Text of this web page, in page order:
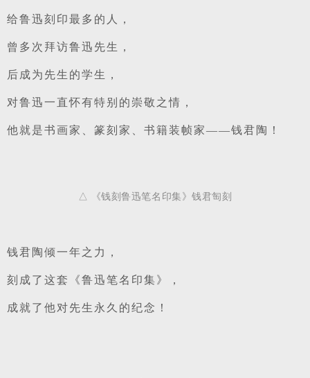
给鲁迅刻印最多的人，
曾多次拜访鲁迅先生，
后成为先生的学生，
对鲁迅一直怀有特别的崇敬之情，
他就是书画家、篆刻家、书籍装帧家——钱君陶！
△ 《钱刻鲁迅笔名印集》钱君匋刻
钱君陶倾一年之力，
刻成了这套《鲁迅笔名印集》，
成就了他对先生永久的纪念！